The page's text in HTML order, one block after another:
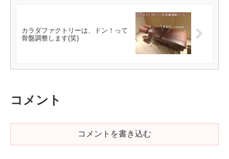
カラダファクトリーは、ドン！って
骨盤調整します(笑)
コメント
コメントを書き込む